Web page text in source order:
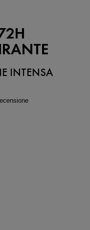
INTENSA